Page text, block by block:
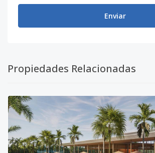
Enviar
Propiedades Relacionadas